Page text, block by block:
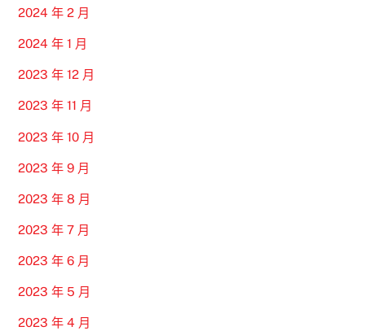
2024 年 2 月
2024 年 1 月
2023 年 12 月
2023 年 11 月
2023 年 10 月
2023 年 9 月
2023 年 8 月
2023 年 7 月
2023 年 6 月
2023 年 5 月
2023 年 4 月